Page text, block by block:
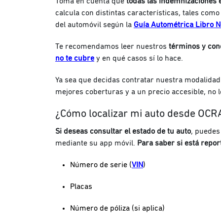
calcula con distintas características, tales
del automóvil según la Guía Autométrica Libro
Te recomendamos leer nuestros términos y
no te cubre y en qué casos sí lo hace.
Ya sea que decidas contratar nuestra
mejores coberturas y a un precio accesible, no
¿Cómo localizar mi auto desde
Si deseas consultar el estado de tu auto,
mediante su app móvil. Para saber si está
Número de serie (VIN)
Placas
Número de póliza (si aplica)